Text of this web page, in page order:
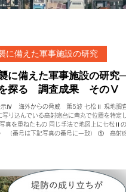
に備えた軍事施設の研究─
を探る 調査成果 そのⅤ
示Ⅳ 海外からの脅威 第5波 七松Ⅱ 現地調査
り込んでいる高射砲台に青丸で位置を特定し
真を重ねたもの 同じ手法で地図上に七松Ⅱの
（番号は下記写真の番号に一致） ① 高射砲
オン像が設置された。 まとめ 阪神間で高射
戸市の1例と尼崎市の七松Ⅱのみ 貴重な戦争
年の航空写真に写っている高射砲陣地もあ
に備えた軍事施設の研究